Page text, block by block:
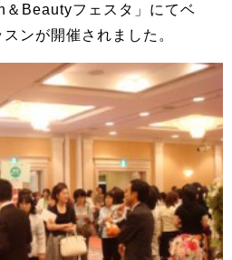
Beautyフェスタ」にてベ
ンが開催されました。